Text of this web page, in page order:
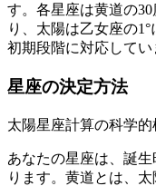
す。各星座は黄道の
り、太陽は乙女座の
初期段階に対応してい
星座の決定方法
太陽星座計算の科学的
あなたの星座は、誕
ります。黄道とは、